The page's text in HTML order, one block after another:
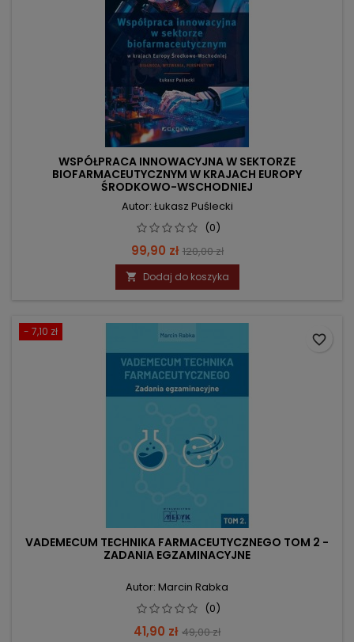
WSPÓŁPRACA INNOWACYJNA W SEKTORZE
BIOFARMACEUTYCZNYM W KRAJACH EUROPY
ŚRODKOWO-WSCHODNIEJ
Autor: Łukasz Puślecki
(0)
Cena
99,90 zł Cena
podstawowa
120,00 zł
 Dodaj do koszyka
- 7,10 zł
VADEMECUM TECHNIKA FARMACEUTYCZNEGO TOM 2 -
ZADANIA EGZAMINACYJNE
Autor: Marcin Rabka
(0)
Cena
41,90 zł Cena
49,00 zł
favorite_border